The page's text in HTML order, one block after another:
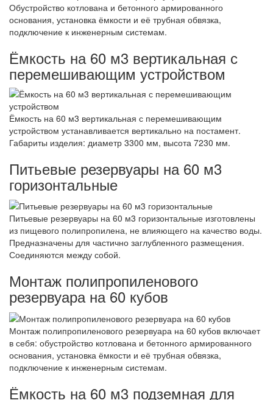
Обустройство котлована и бетонного армированного
основания, установка ёмкости и её трубная обвязка,
подключение к инженерным системам.
Ёмкость на 60 м3 вертикальная с
перемешивающим устройством
Ёмкость на 60 м3 вертикальная с перемешивающим
устройством устанавливается вертикально на постамент.
Габариты изделия: диаметр 3300 мм, высота 7230 мм.
Питьевые резервуары на 60 м3
горизонтальные
Питьевые резервуары на 60 м3 горизонтальные изготовлены
из пищевого полипропилена, не влияющего на качество воды.
Предназначены для частично заглубленного размещения.
Соединяются между собой.
Монтаж полипропиленового
резервуара на 60 кубов
Монтаж полипропиленового резервуара на 60 кубов включает
в себя: обустройство котлована и бетонного армированного
основания, установка ёмкости и её трубная обвязка,
подключение к инженерным системам.
Ёмкость на 60 м3 подземная для